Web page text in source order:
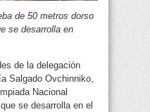
de 50 metros dorso
se desarrolla en
de la delegación
Salgado Ovchinniko,
Nacional
se desarrolla en el